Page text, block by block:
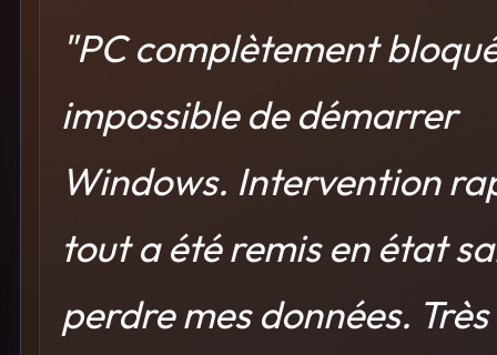
"PC complètement
impossible de démarrer
Windows. Intervention
tout a été remis en état
perdre mes données. Très